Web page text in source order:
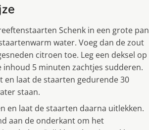
Schenk in een grote pan
water. Voeg dan de zout
citroen toe. Leg een deksel op
inhoud 5 minuten zachtjes sudderen.
en laat de staarten gedurende 30
staan.
en laat de staarten daarna uitlekken.
aan de onderkant om het